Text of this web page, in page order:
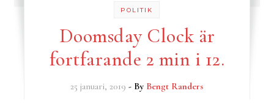
POLITIK
Doomsday Clock är
fortfarande 2 min i 12.
25 januari, 2019 - By Bengt Randers